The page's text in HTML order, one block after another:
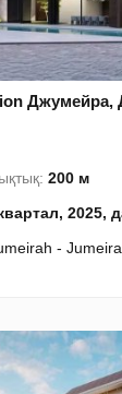
200 м
2025,
-